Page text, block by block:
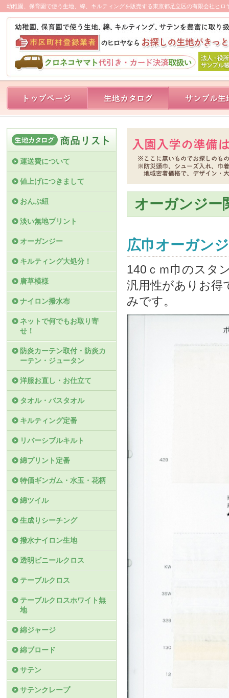
幼稚園、保育園で使う生地、綿、キルティングを販売する東京都足立区の有限会社ヒ
オーガンジー
広巾オーガン
140ｃｍ巾のスタ
汎用性がありお
みです。
運送費について
値上げにつきまして
おんぶ紐
淡い無地プリント
オーガンジー
キルティング大処分！
唐草模様
ナイロン撥水布
ネットで何でもお取り寄
せ！
防炎カーテン取付・防炎カ
ーテン・ジュータン
洋服お直し・お仕立て
タオル・バスタオル
キルティング定番
リバーシブルキルト
綿プリント定番
特価ギンガム・水玉・花柄
綿ツイル
生成りシーチング
撥水ナイロン生地
透明ビニールクロス
テーブルクロス
テーブルクロスホワイト無
地
綿ジャージ
綿ブロード
サテン
サテンクレープ